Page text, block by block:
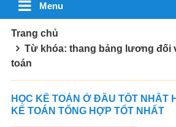
Menu
Trang chủ
Từ khóa: thang bảng lương đối
toán
HỌC KẾ TOÁN Ở ĐÂU TỐT NHẤT
KẾ TOÁN TỔNG HỢP TỐT NHẤT